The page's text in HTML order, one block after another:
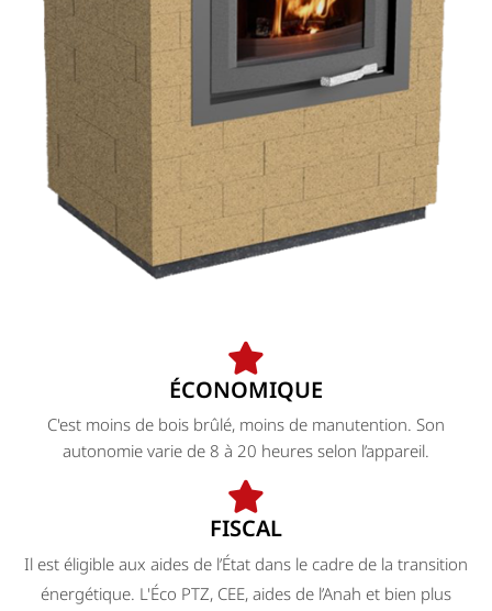
ÉCONOMIQUE
C'est moins de bois brûlé, moins de manutention. Son
autonomie varie de 8 à 20 heures selon l’appareil.
FISCAL
Il est éligible aux aides de l’État dans le cadre de la transition
énergétique. L'Éco PTZ, CEE, aides de l’Anah et bien plus